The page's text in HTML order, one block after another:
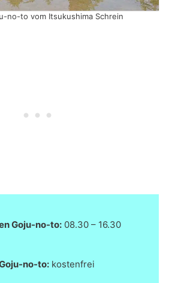
no-to vom Itsukushima Schrein
Goju-no-to: 08.30 – 16.30
no-to: kostenfrei